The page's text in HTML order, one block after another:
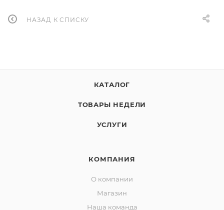
НАЗАД К СПИСКУ
КАТАЛОГ
ТОВАРЫ НЕДЕЛИ
УСЛУГИ
КОМПАНИЯ
О компании
Магазин
Наша команда